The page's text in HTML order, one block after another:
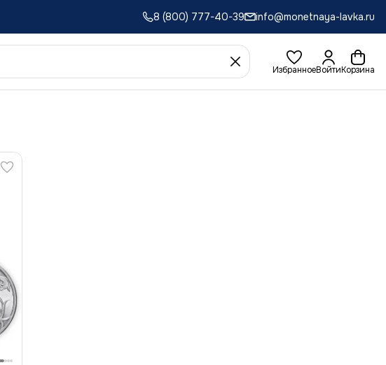
8 (800) 777-40-39 info@monetnaya-lavka.ru
ИзбранноеВойтиКорзина